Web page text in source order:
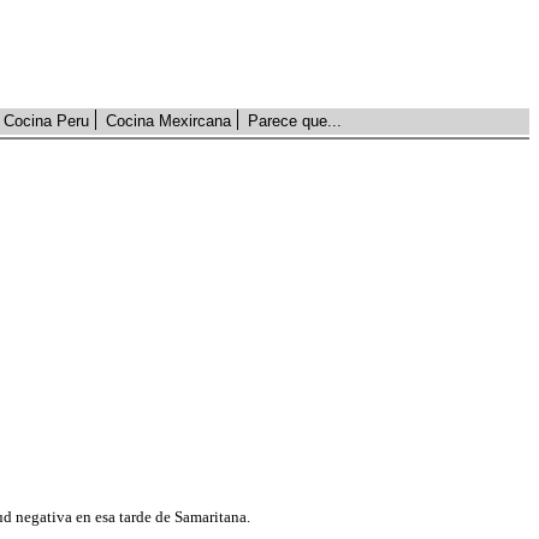
Cocina Peru Cocina Mexircana Parece que...
negativa en esa tarde de Samaritana.